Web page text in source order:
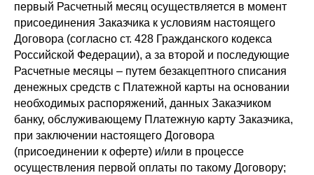
первый Расчетный месяц осуществляется в момент
присоединения Заказчика к условиям настоящего
Договора (согласно ст. 428 Гражданского кодекса
Российской Федерации), а за второй и последующие
Расчетные месяцы – путем безакцептного списания
денежных средств с Платежной карты на основании
необходимых распоряжений, данных Заказчиком
банку, обслуживающему Платежную карту Заказчика,
при заключении настоящего Договора
(присоединении к оферте) и/или в процессе
осуществления первой оплаты по такому Договору;